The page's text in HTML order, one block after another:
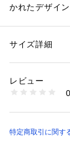
かれたデザイ
性別：レディース
スタオル
サイズ詳細
レビュー
特定商取引に関す